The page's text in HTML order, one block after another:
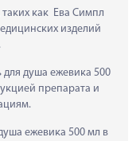
как  Ева Симпл
изделий
душа ежевика 500
препарата и
ежевика 500 мл в